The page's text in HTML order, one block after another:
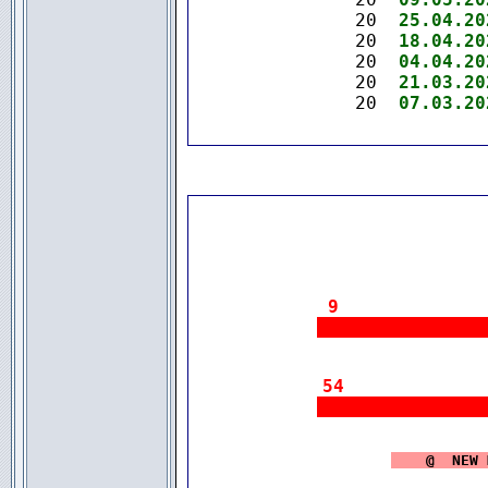
20
20
20
20
20
9
54
@